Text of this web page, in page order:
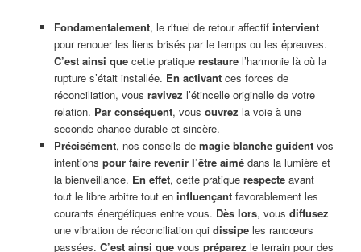
Fondamentalement, le rituel de retour affectif intervient
pour renouer les liens brisés par le temps ou les épreuves.
C’est ainsi quecette pratique restaurel’harmonie là où la
rupture s’était installée. En activantces forces de
réconciliation, vous ravivez l’étincelle originelle de votre
relation. Par conséquent, vous ouvrez la voie à une
seconde chance durable et sincère.
Précisément, nos conseils demagie blanche guidentvos
intentions pour faire revenir l’être aimédans la lumière et
la bienveillance. En effet, cette pratique respecteavant
tout le libre arbitre tout en influençantfavorablement les
courants énergétiques entre vous. Dès lors, vous diffusez
une vibration de réconciliation qui dissipeles rancœurs
passées. C’est ainsi quevous préparez le terrain pour des